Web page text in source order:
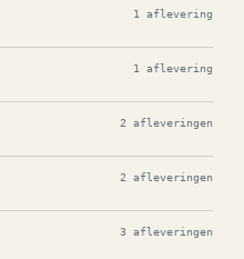
1 aflevering
1 aflevering
2 afleveringen
2 afleveringen
3 afleveringen